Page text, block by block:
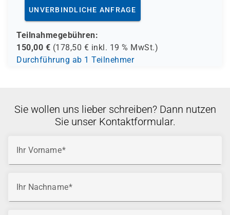
UNVERBINDLICHE ANFRAGE
Teilnahmegebühren:
150,00 € (178,50 € inkl. 19 % MwSt.)
Durchführung ab 1 Teilnehmer
Sie wollen uns lieber schreiben? Dann nutzen
Sie unser Kontaktformular.
Ihr Vorname
Ihr Nachname